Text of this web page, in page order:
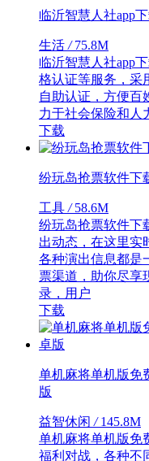
临沂智慧人社app
生活/75.8M
临沂智慧人社app
格认证等服务，采
自助认证，方便百
力于社会保险和人
下载
纷玩岛抢票软件下
工具/58.6M
纷玩岛抢票软件下
出动态，在这里实
各种演出信息都是
票渠道，助你尽享
录，用户
下载
单机麻将单机版免
版
益智休闲 /145.8M
单机麻将单机版免
福利对战，各种不